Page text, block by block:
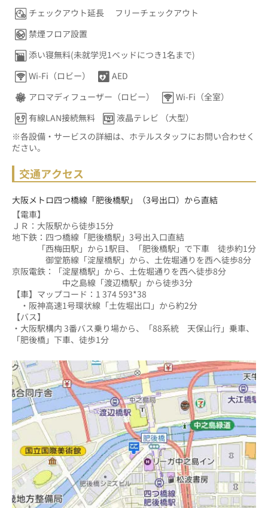
チェックアウト延長
フリーチェックアウト
禁煙フロア設置
添い寝無料(未就学児1ベッドにつき1名まで)
Wi-Fi（ロビー）
AED
アロマディフューザー（ロビー）
Wi-Fi（全室）
有線LAN接続無料
液晶テレビ （大型）
※各設備・サービスの詳細は、ホテルスタッフにお問い合わせく
ださい。
交通アクセス
大阪メトロ四つ橋線「肥後橋駅」（3号出口）から直結
【電車】
ＪＲ：大阪駅から徒歩15分
地下鉄：四つ橋線「肥後橋駅」3号出入口直結
「西梅田駅」から1駅目、「肥後橋駅」で下車　徒歩約1分
御堂筋線「淀屋橋駅」から、土佐堀通りを西へ徒歩8分
京阪電鉄：「淀屋橋駅」から、土佐堀通りを西へ徒歩8分
中之島線「渡辺橋駅」から徒歩3分
【車】マップコード：1 374 593*38
・阪神高速1号環状線「土佐堀出口」から約2分
【バス】
・大阪駅構内 3番バス乗り場から、「88系統　天保山行」乗車、
「肥後橋」下車、徒歩1分